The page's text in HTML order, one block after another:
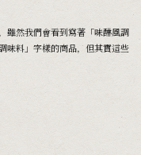
雖然我們會看到寫著「味醂風調
味料」字樣的商品，但其實這些